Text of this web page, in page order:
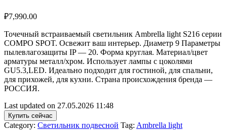
₽7,990.00
Точечный встраиваемый светильник Ambrella light S216 серии
COMPO SPOT. Освежит ваш интерьер. Диаметр 9 Параметры
пылевлагозащиты IP — 20. Форма круглая. Материал/цвет
арматуры металл/хром. Использует лампы с цоколями
GU5.3,LED. Идеально подходит для гостиной, для спальни,
для прихожей, для кухни. Страна происхождения бренда —
РОССИЯ.
Last updated on 27.05.2026 11:48
Купить сейчас
Category: Светильник подвесной Tag: Ambrella light